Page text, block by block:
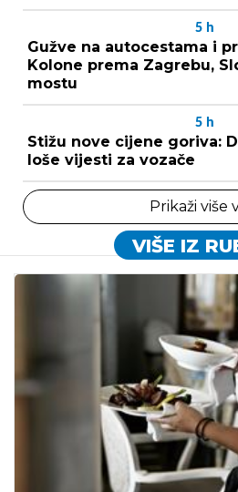
5 h
Gužve na autocestama i
Kolone prema Zagrebu,
mostu
5 h
Stižu nove cijene goriva:
loše vijesti za vozače
Prikaži više
VIŠE IZ